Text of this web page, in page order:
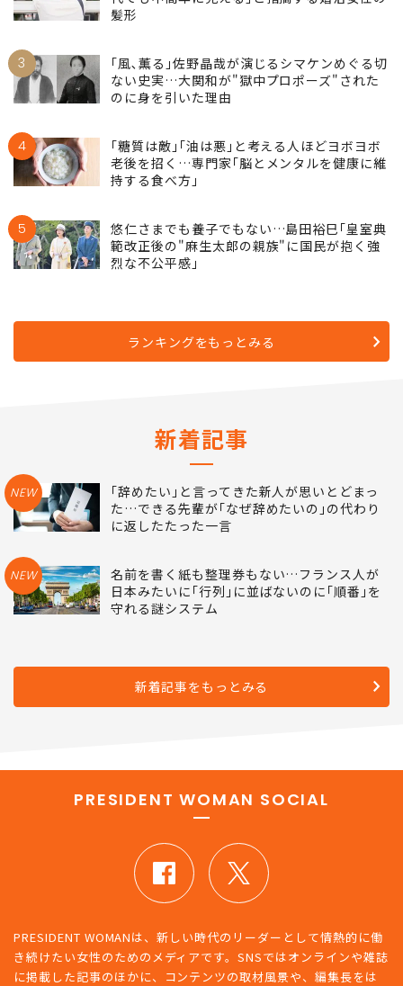
髪形
3
｢風､薫る｣佐野晶哉が演じるシマケンめぐる切
ない史実…大関和が"獄中プロポーズ"された
のに身を引いた理由
4
｢糖質は敵｣｢油は悪｣と考える人ほどヨボヨボ
老後を招く…専門家｢脳とメンタルを健康に維
持する食べ方｣
5
悠仁さまでも養子でもない…島田裕巳｢皇室典
範改正後の"麻生太郎の親族"に国民が抱く強
烈な不公平感｣
ランキングをもっとみる
新着記事
NEW
｢辞めたい｣と言ってきた新人が思いとどまっ
た…できる先輩が｢なぜ辞めたいの｣の代わり
に返したたった一言
NEW
名前を書く紙も整理券もない…フランス人が
日本みたいに｢行列｣に並ばないのに｢順番｣を
守れる謎システム
新着記事をもっとみる
PRESIDENT WOMAN SOCIAL
PRESIDENT WOMANは、新しい時代のリーダーとして情熱的に働
き続けたい女性のためのメディアです。SNSではオンラインや雑誌
に掲載した記事のほかに、コンテンツの取材風景や、編集長をは